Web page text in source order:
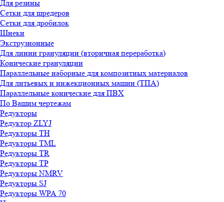
Для резины
Сетки для шредеров
Сетки для дробилок
Шнеки
Экструзионные
Для линии грануляции (вторичная переработка)
Конические грануляции
Параллельные наборные для композитных материалов
Для литьевых и инжекционных машин (ТПА)
Параллельные конические для ПВХ
По Вашим чертежам
Редукторы
Редуктор ZLYJ
Редукторы TH
Редукторы TML
Редукторы TR
Редукторы TP
Редукторы NMRV
Редукторы SJ
Редукторы WPA 70